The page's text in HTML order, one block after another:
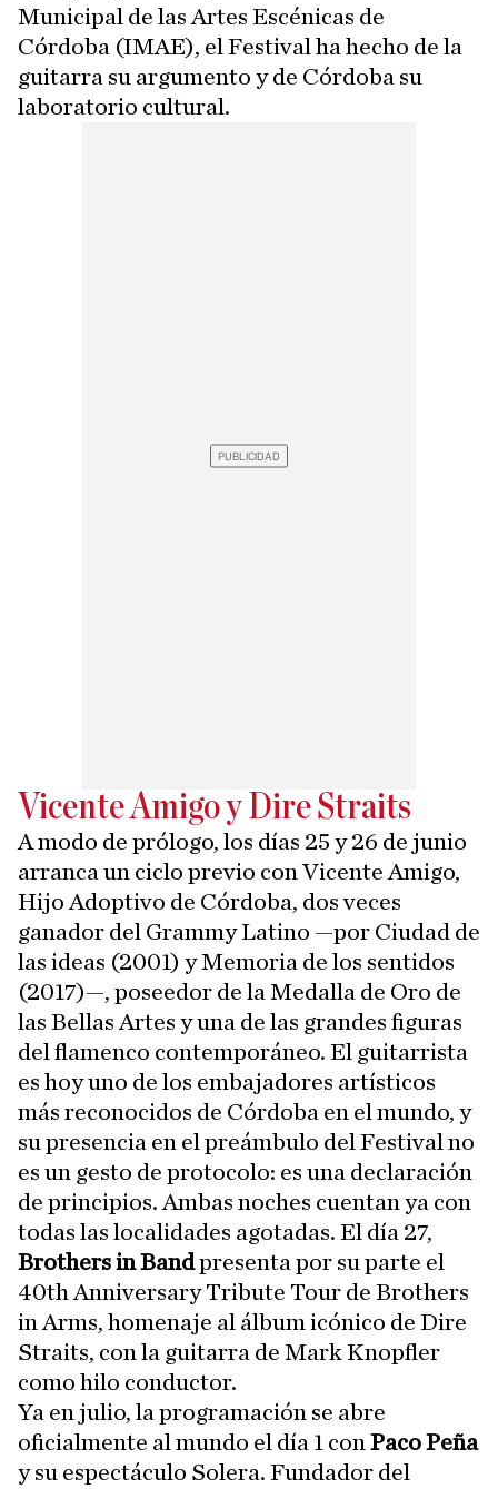
Municipal de las Artes Escénicas de
Córdoba (IMAE), el Festival ha hecho de la
guitarra su argumento y de Córdoba su
laboratorio cultural.
Vicente Amigo y Dire Straits
A modo de prólogo, los días 25 y 26 de junio
arranca un ciclo previo con Vicente Amigo,
Hijo Adoptivo de Córdoba, dos veces
ganador del Grammy Latino —por Ciudad de
las ideas (2001) y Memoria de los sentidos
(2017)—, poseedor de la Medalla de Oro de
las Bellas Artes y una de las grandes figuras
del flamenco contemporáneo. El guitarrista
es hoy uno de los embajadores artísticos
más reconocidos de Córdoba en el mundo, y
su presencia en el preámbulo del Festival no
es un gesto de protocolo: es una declaración
de principios. Ambas noches cuentan ya con
todas las localidades agotadas. El día 27,
Brothers in Bandpresenta por su parte el
40th Anniversary Tribute Tour de Brothers
in Arms, homenaje al álbum icónico de Dire
Straits, con la guitarra de Mark Knopfler
como hilo conductor.
Ya en julio, la programación se abre
oficialmente al mundo el día 1 con Paco Peña
y su espectáculo Solera. Fundador del